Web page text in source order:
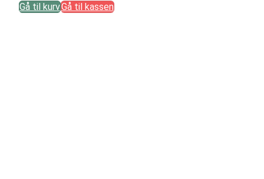
Gå til kurvGå til kassen